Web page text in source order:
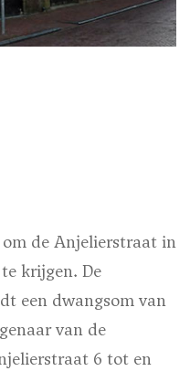
de Anjelierstraat in
krijgen. De
een dwangsom van
van de
6 tot en